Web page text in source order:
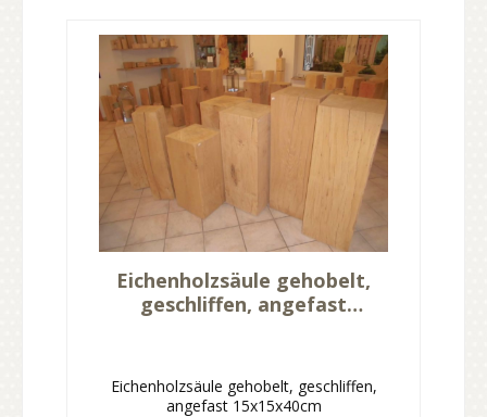
Eichenholzsäule gehobelt,
geschliffen, angefast
Eichenholzsäule gehobelt, geschliffen,
angefast 15x15x40cm